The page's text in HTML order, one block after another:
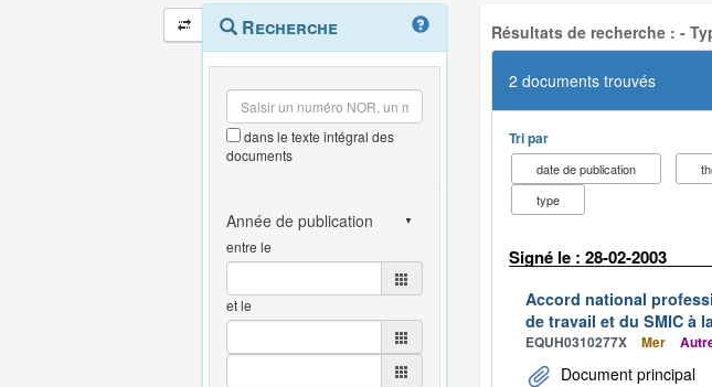
Navigation
et
outils
annexes
Menu
contextuel
Recherche
dans le texte intégral des
documents
entre le
et le
Résultats de recherche : -
2 documents trouvés
Tri par
date de publication
type
Signé le : 28-02-2003
Accord national
de travail et du SMIC à
EQUH0310277X Mer
Document principal